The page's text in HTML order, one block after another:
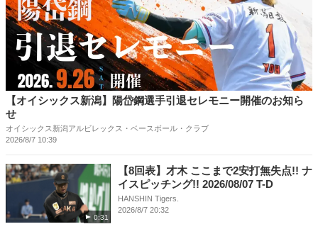
【オイシックス新潟】陽岱鋼選手引退セレモニー開催のお知ら
せ
オイシックス新潟アルビレックス・ベースボール・クラブ
2026/8/7 10:39
0:31
【8回表】才木 ここまで2安打無失点!! ナ
イスピッチング!! 2026/08/07 T-D
HANSHIN Tigers.
2026/8/7 20:32